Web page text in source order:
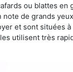
ou blattes
de grands
et sont situées à
utilisent très